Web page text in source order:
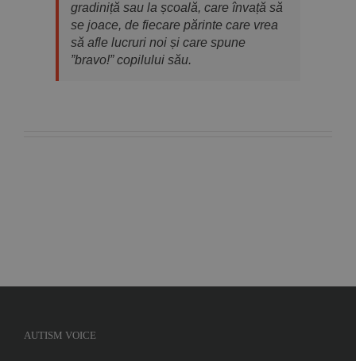
gradiniță sau la școală, care învață să
se joace, de fiecare părinte care vrea
să afle lucruri noi și care spune
”bravo!” copilului său.
AUTISM VOICE